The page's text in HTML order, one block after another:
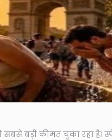
सबसे बड़ी कीमत चुका रहा है।